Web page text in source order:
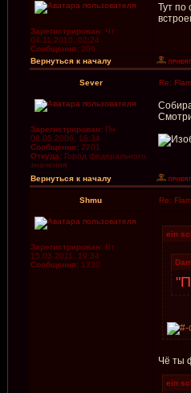
Зарегистрирован: Чт
04.11.2010, 02:24
Сообщения: 206
Тут по
Вернуться к началу
Sever Re:
Зарегистрирован: Пн
08.05.2006, 16:34
Сообщения: 2201
Откуда: Город федерального
значения
Вернуться к началу
Shmu Re:
Зарегистрирован: Вт
15.03.2011, 19:34
Сообщения: 1330
ein
Чё ты
ein